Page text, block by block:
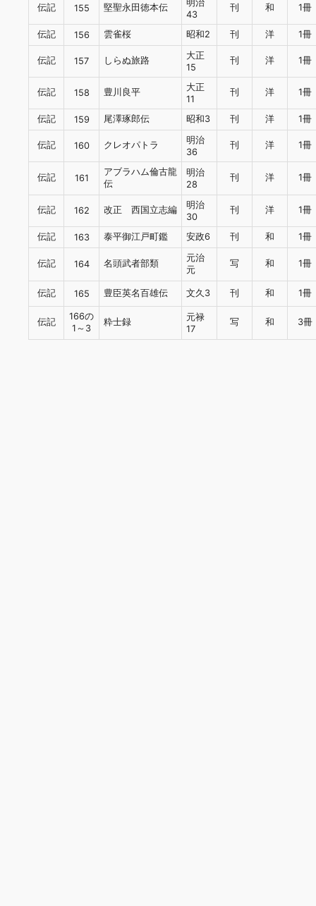
伝記 155 堅聖永田徳本伝
明治
43
刊 和 1冊
伝記 156 雲雀桜 昭和2 刊 洋 1冊
伝記 157 しらぬ旅路
大正
15
刊 洋 1冊
伝記 158 豊川良平
大正
11
刊 洋 1冊
伝記 159 尾澤琢郎伝 昭和3 刊 洋 1冊
伝記 160 クレオパトラ
明治
36
刊 洋 1冊
伝記 161
アブラハム倫古龍
伝
明治
28
刊 洋 1冊
伝記 162 改正 西国立志編
明治
30
刊 洋 1冊
伝記 163 泰平御江戸町鑑 安政6 刊 和 1冊
伝記 164 名頭武者部類
元治
元
写 和 1冊
伝記 165 豊臣英名百雄伝 文久3 刊 和 1冊
伝記
166の
1～3
粋士録
元禄
17
写 和 3冊